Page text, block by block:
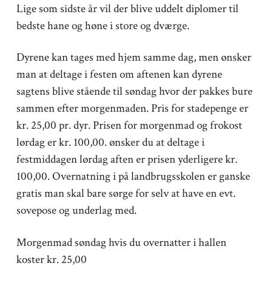
Lige som sidste år vil der blive uddelt diplomer til
bedste hane og høne i store og dværge.
Dyrene kan tages med hjem samme dag, men ønsker
man at deltage i festen om aftenen kan dyrene
sagtens blive stående til søndag hvor der pakkes bure
sammen efter morgenmaden. Pris for stadepenge er
kr. 25,00 pr. dyr. Prisen for morgenmad og frokost
lørdag er kr. 100,00. ønsker du at deltage i
festmiddagen lørdag aften er prisen yderligere kr.
100,00. Overnatning i på landbrugsskolen er ganske
gratis man skal bare sørge for selv at have en evt.
sovepose og underlag med.
Morgenmad søndag hvis du overnatter i hallen
koster kr. 25,00